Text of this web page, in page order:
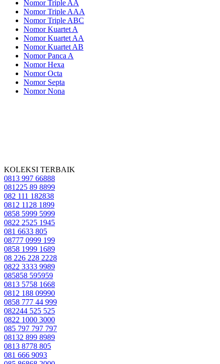
Nomor Triple AA
Nomor Triple AAA
Nomor Triple ABC
Nomor Kuartet A
Nomor Kuartet AA
Nomor Kuartet AB
Nomor Panca A
Nomor Hexa
Nomor Octa
Nomor Septa
Nomor Nona
KOLEKSI TERBAIK
0813 997 66888
081225 89 8899
082 111 182838
0812 1128 1899
0858 5999 5999
0822 2525 1945
081 6633 805
08777 0999 199
0858 1999 1689
08 226 228 2228
0822 3333 9989
085858 595959
0813 5758 1668
0812 188 09990
0858 777 44 999
082244 525 525
0822 1000 3000
085 797 797 797
08132 899 8989
0813 8778 805
081 666 9093